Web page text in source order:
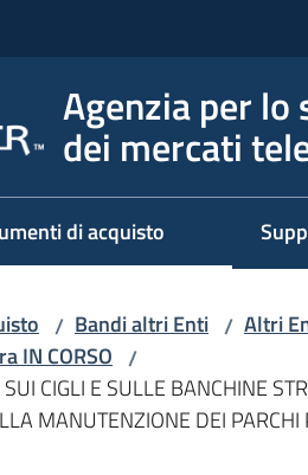
Agenzia per lo
dei mercati
di acquisto
/ Bandi altri Enti / Altri
IN CORSO /
CIGLI E SULLE BANCHINE
MANUTENZIONE DEI